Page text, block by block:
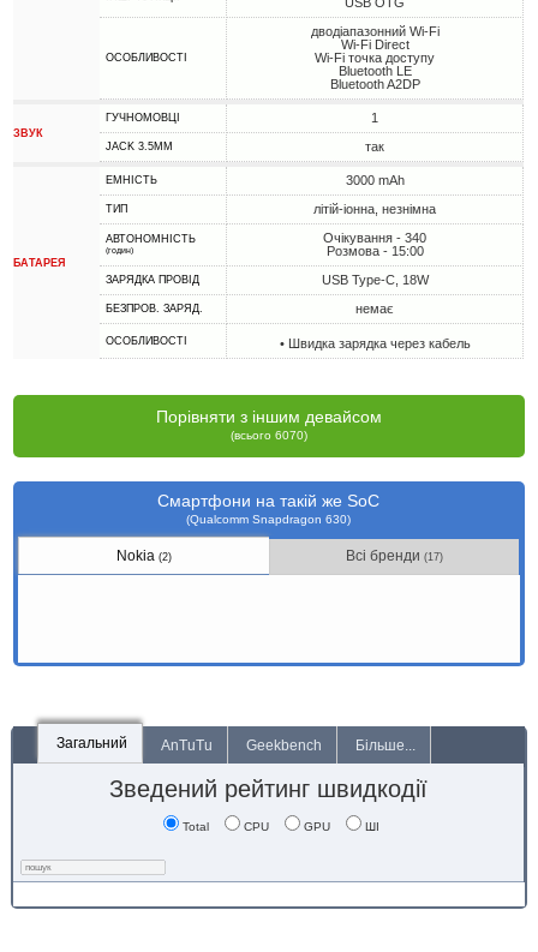
ОСОБЛИВОСТІ
дводіапазонний Wi-Fi
Wi-Fi Direct
Wi-Fi точка доступу
Bluetooth LE
Bluetooth A2DP
ЗВУК
ГУЧНОМОВЦІ 1
JACK 3.5MM так
БАТАРЕЯ
ЕМНІСТЬ 3000 mAh
ТИП літій-іонна, незнімна
АВТОНОМНІСТЬ
(годин)
Очікування - 340
Розмова - 15:00
ЗАРЯДКА ПРОВІД USB Type-C, 18W
БЕЗПРОВ. ЗАРЯД. немає
ОСОБЛИВОСТІ • Швидка зарядка через кабель
Порівняти з іншим девайсом
(всього 6070)
Смартфони на такій же SoC
(Qualcomm Snapdragon 630)
Nokia(2) Всі бренди(17)
Загальний AnTuTu Geekbench Більше...
Зведений рейтинг швидкодії
Total CPU GPU ШІ